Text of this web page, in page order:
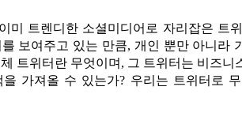
미 트렌디한 소셜미디어로 자리잡은 트
보여주고 있는 만큼, 개인 뿐만 아니라
트위터란 무엇이며 , 그 트위터는 비즈니
을 가져올 수 있는가? 우리는 트위터로